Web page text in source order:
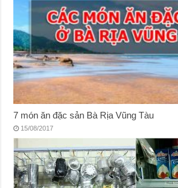
7 món ăn đặc sản Bà Rịa Vũng Tàu
15/08/2017